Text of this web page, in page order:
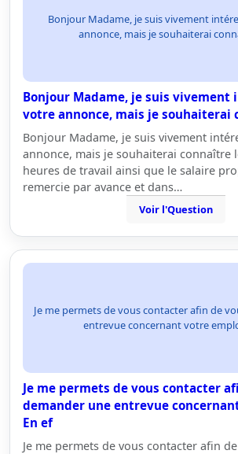
Bonjour Madame, je suis vivement
annonce, mais je souhaiterai
Bonjour Madame, je suis vivement
votre annonce, mais je souhaiterai
Bonjour Madame, je suis vivement
annonce, mais je souhaiterai connaître
heures de travail ainsi que le salaire
remercie par avance et dans…
Voir l'Question
Je me permets de vous contacter afin de
entrevue concernant votre
Je me permets de vous contacter
demander une entrevue
En ef
Je me permets de vous contacter afin